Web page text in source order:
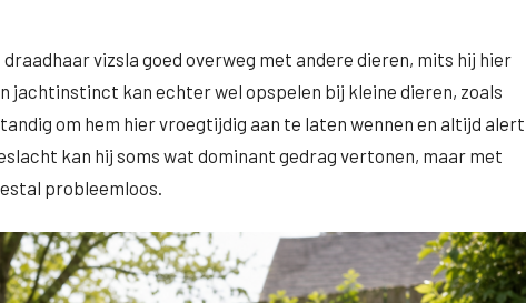
vizsla goed overweg met andere dieren, mits hij hier
jachtinstinct kan echter wel opspelen bij kleine dieren, zoals
om hem hier vroegtijdig aan te laten wennen en altijd alert
kan hij soms wat dominant gedrag vertonen, maar met
probleemloos.